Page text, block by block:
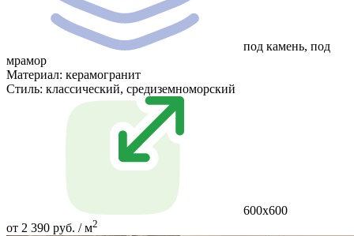
под камень, под
мрамор
Материал: керамогранит
Стиль: классический, средиземноморский
600х600
от 2 390 руб. / м2